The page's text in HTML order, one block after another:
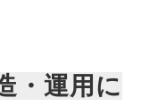
・運用に